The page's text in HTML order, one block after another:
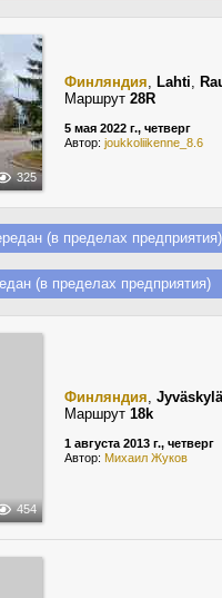
325
Финляндия, Lahti,
Маршрут 28R
5 мая 2022 г., четверг
Автор: joukkoliikenne_8.6
(в пределах предприятия)
(в пределах предприятия)
454
Финляндия, Jyväskylä
Маршрут 18k
1 августа 2013 г., четверг
Автор: Михаил Жуков